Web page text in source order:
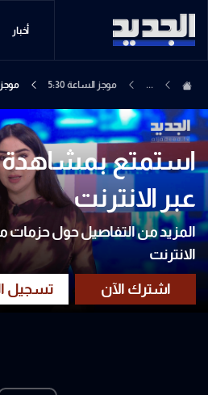
أخبار
... موجز الساعة 5:30 موجز 06-08-2026
استمتع بمشاهدة
عبر الانترنت
المزيد من التفاصيل حول حزمات
الانترنت